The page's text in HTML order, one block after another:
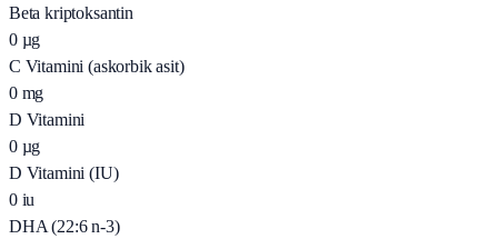
Beta kriptoksantin
0 µg
C Vitamini (askorbik asit)
0 mg
D Vitamini
0 µg
D Vitamini (IU)
0 iu
DHA (22:6 n-3)